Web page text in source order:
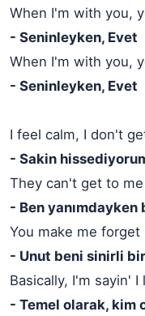
When I'm with you,
- Seninleyken, Evet
When I'm with you,
- Seninleyken, Evet
I feel calm, I don't
- Sakin
They can't get to
- Ben yanımdayken
You make me forget
- Unut beni sinirli
Basically, I'm sayin'
- Temel olarak,